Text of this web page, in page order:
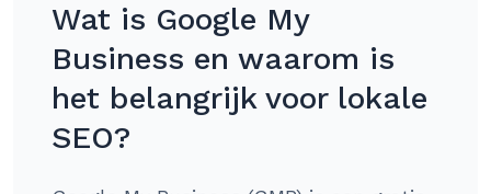
Wat is Google My
Business en waarom is
het belangrijk voor lokale
SEO?